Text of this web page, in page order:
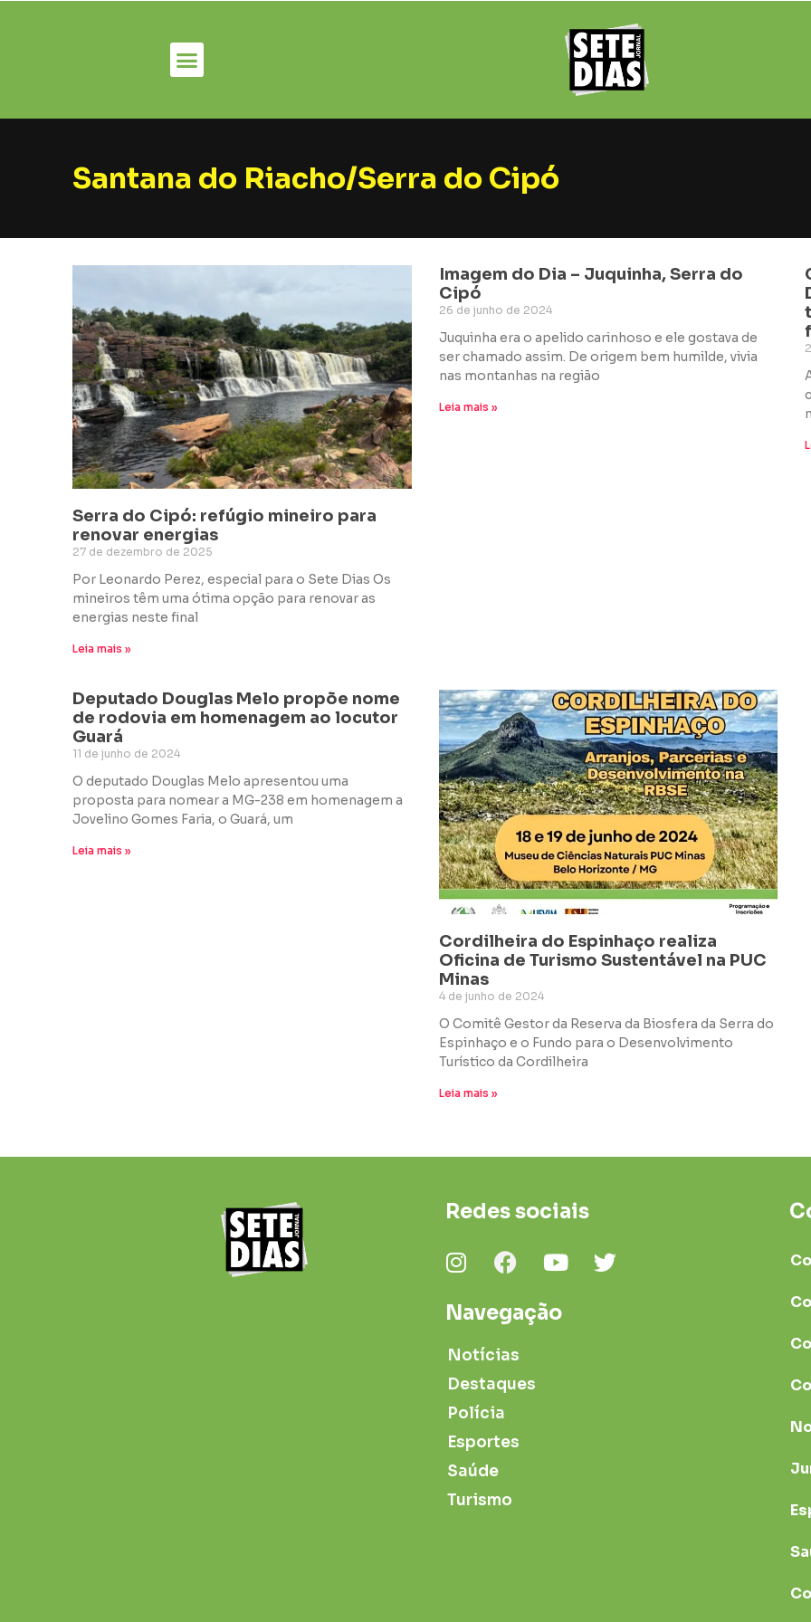
Santana do Riacho/Serra do Cipó
Serra do Cipó: refúgio mineiro para
renovar energias
27 de dezembro de 2025
Por Leonardo Perez, especial para o Sete Dias Os
mineiros têm uma ótima opção para renovar as
energias neste final
Leia mais »
Imagem do Dia – Juquinha, Serra do
Cipó
26 de junho de 2024
Juquinha era o apelido carinhoso e ele gostava de
ser chamado assim. De origem bem humilde, vivia
nas montanhas na região
Leia mais »
Deputado Douglas Melo propõe nome
de rodovia em homenagem ao locutor
Guará
11 de junho de 2024
O deputado Douglas Melo apresentou uma
proposta para nomear a MG-238 em homenagem a
Jovelino Gomes Faria, o Guará, um
Leia mais »
Cordilheira do Espinhaço realiza
Oficina de Turismo Sustentável na PUC
Minas
4 de junho de 2024
O Comitê Gestor da Reserva da Biosfera da Serra do
Espinhaço e o Fundo para o Desenvolvimento
Turístico da Cordilheira
Leia mais »
Redes sociais
Navegação
Notícias
Destaques
Polícia
Esportes
Saúde
Turismo